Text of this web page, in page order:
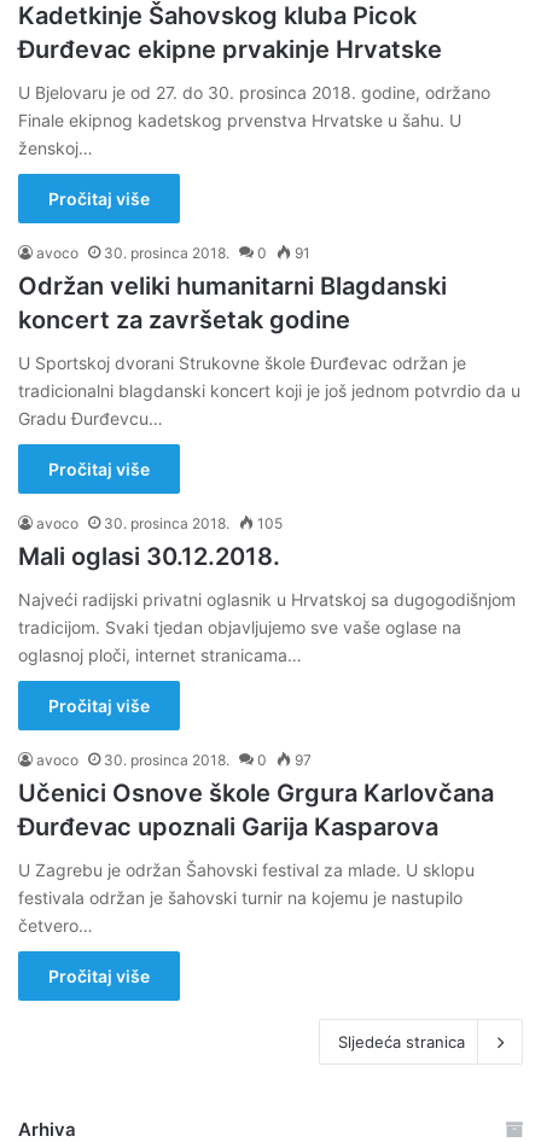
Kadetkinje Šahovskog kluba Picok
Đurđevac ekipne prvakinje Hrvatske
U Bjelovaru je od 27. do 30. prosinca 2018. godine, održano
Finale ekipnog kadetskog prvenstva Hrvatske u šahu. U
ženskoj…
Pročitaj više
avoco 30. prosinca 2018. 0 91
Održan veliki humanitarni Blagdanski
koncert za završetak godine
U Sportskoj dvorani Strukovne škole Đurđevac održan je
tradicionalni blagdanski koncert koji je još jednom potvrdio da u
Gradu Đurđevcu…
Pročitaj više
avoco 30. prosinca 2018. 105
Mali oglasi 30.12.2018.
Najveći radijski privatni oglasnik u Hrvatskoj sa dugogodišnjom
tradicijom. Svaki tjedan objavljujemo sve vaše oglase na
oglasnoj ploči, internet stranicama…
Pročitaj više
avoco 30. prosinca 2018. 0 97
Učenici Osnove škole Grgura Karlovčana
Đurđevac upoznali Garija Kasparova
U Zagrebu je održan Šahovski festival za mlade. U sklopu
festivala održan je šahovski turnir na kojemu je nastupilo
četvero…
Pročitaj više
Sljedeća stranica
Arhiva